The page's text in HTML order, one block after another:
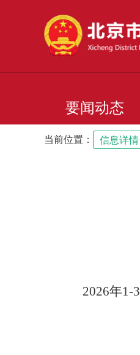
要闻动态
当前位置： 信息详情
2026年1-3